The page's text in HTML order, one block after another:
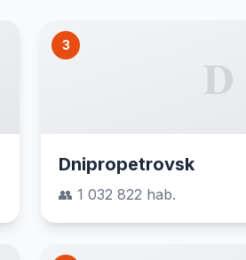
3
D
Dnipropetrovsk
👥 1 032 822 hab.